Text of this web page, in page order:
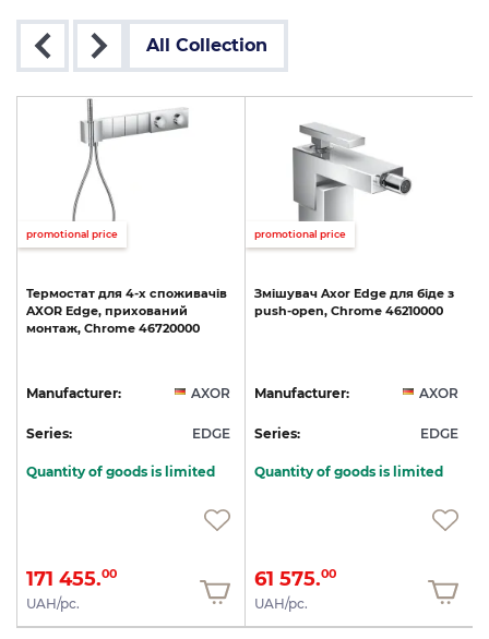
All Collection
promotional price
Термостат для 4-х споживачів
AXOR Edge, прихований
монтаж, Chrome 46720000
Manufacturer: AXOR
Series: EDGE
Quantity of goods is limited
171 455.00
UAH/pc.
promotional price
Змішувач Axor Edge для біде з
push-open, Chrome 46210000
Manufacturer: AXOR
Series: EDGE
Quantity of goods is limited
61 575.00
UAH/pc.